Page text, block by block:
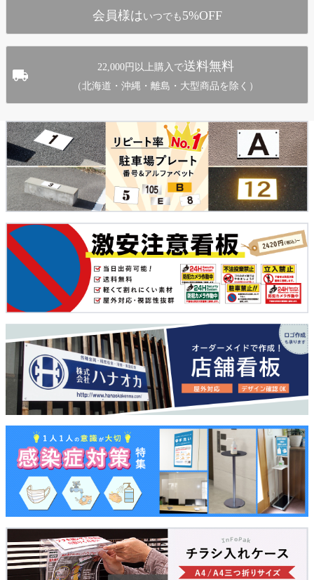
会員様は いつでも 5%OFF
22,000円以上購入で送料無料
（北海道・沖縄・離島・大型商品を除く）